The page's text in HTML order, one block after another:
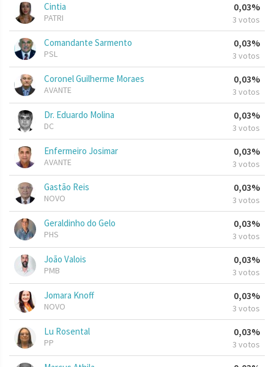
Cintia
PATRI
0,03%
3 votos
Comandante Sarmento
PSL
0,03%
3 votos
Coronel Guilherme Moraes
AVANTE
0,03%
3 votos
Dr. Eduardo Molina
DC
0,03%
3 votos
Enfermeiro Josimar
AVANTE
0,03%
3 votos
Gastão Reis
NOVO
0,03%
3 votos
Geraldinho do Gelo
PHS
0,03%
3 votos
João Valois
PMB
0,03%
3 votos
Jomara Knoff
NOVO
0,03%
3 votos
Lu Rosental
PP
0,03%
3 votos